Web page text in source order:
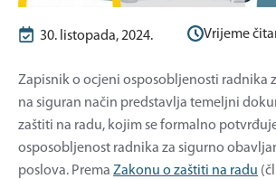
30. listopada, 2024. Vrijeme
Zapisnik o ocjeni osposobljenosti radnika
na siguran način predstavlja temeljni
zaštiti na radu, kojim se formalno
osposobljenost radnika za sigurno
poslova. Prema Zakonu o zaštiti na radu